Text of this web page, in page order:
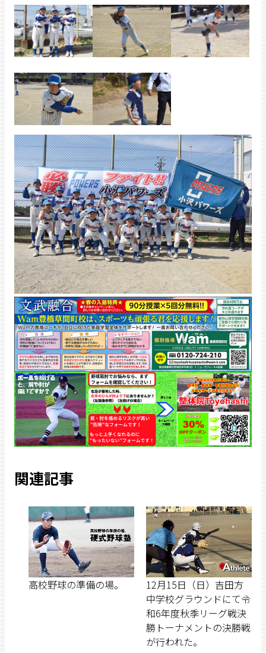
関連記事
高校野球の準備の場。
12月15日（日）吉田方
中学校グラウンドにて令
和6年度秋季リーグ戦決
勝トーナメントの決勝戦
が行われた。